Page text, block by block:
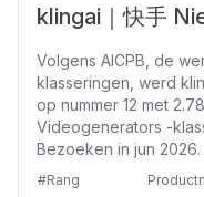
klingai｜快手
Volgens AICPB, de
klasseringen, werd
op nummer 12 met
Videogenerators -
Bezoeken in jun 2026.
#Rang